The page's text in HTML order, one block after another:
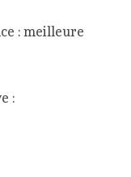
: meilleure
: